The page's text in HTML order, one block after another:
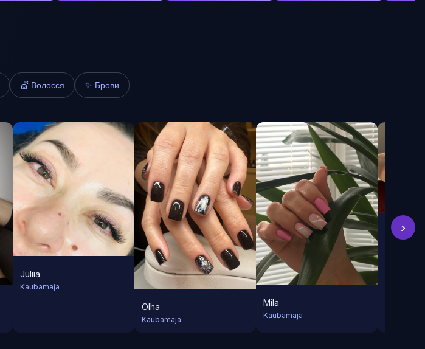
💇 Волосся ✨ Брови
Juliia
Kaubamaja
Olha
Kaubamaja
Mila
Kaubamaja
Yeva
›